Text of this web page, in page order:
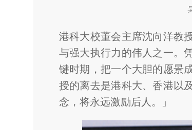
港科大校董会主席沈向洋教
与强大执行力的伟人之一。
键时期，把一个大胆的愿景
授的离去是港科大、香港以
念，将永远激励后人。」